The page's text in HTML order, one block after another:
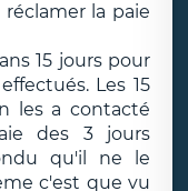
la paie
15 jours pour
Les 15
les a contacté
des 3 jours
qu'il ne le
c'est que vu